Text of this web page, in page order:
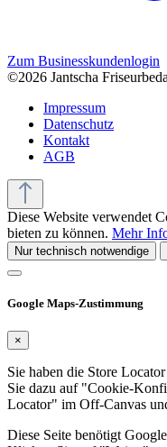
Zum Businesskundenlogin
©2026 Jantscha
Impressum
Datenschutz
Kontakt
AGB
Diese Website verwendet
bieten zu können. Mehr
Nur technisch notwendige
Google Maps-Zustimmung
×
Sie haben die Store
Sie dazu auf "Cookie-
Locator" im Off-Canvas
Diese Seite benötigt